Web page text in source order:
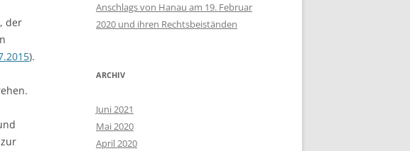
der
).
Anschlags von Hanau am 19. Februar
2020 und ihren Rechtsbeiständen
ARCHIV
Juni 2021
Mai 2020
April 2020